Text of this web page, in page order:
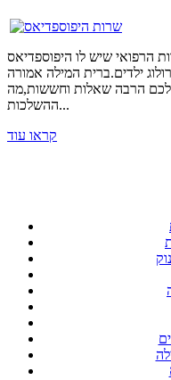
הרפואי שיש לו היפוספדיאס
ילדים.ברית המילה אמורה
לכם הרבה שאלות וחששות,מה
ההשלכות...
קראו עוד